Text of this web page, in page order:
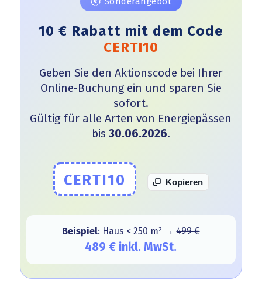
10 € Rabatt mit dem Code
CERTI10
Geben Sie den Aktionscode bei Ihrer
Online-Buchung ein und sparen Sie
sofort.
Gültig für alle Arten von Energiepässen
bis 30.06.2026.
CERTI10 Kopieren
Beispiel: Haus < 250 m² →499 €
489 € inkl. MwSt.